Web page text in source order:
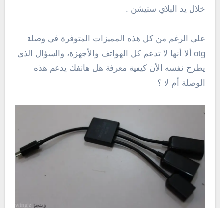
خلال يد البلاي ستيشن .
على الرغم من كل هذه المميزات المتوفرة في وصلة
otg ألا أنها لا تدعم كل الهواتف والأجهزة، والسؤال الذى
يطرح نفسه الأن كيفية معرفة هل هاتفك يدعم هذه
الوصلة أم لا ؟